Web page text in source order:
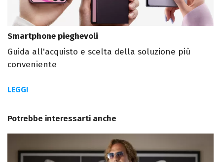
Smartphone pieghevoli
Guida all'acquisto e scelta della soluzione più
conveniente
LEGGI
Potrebbe interessarti anche